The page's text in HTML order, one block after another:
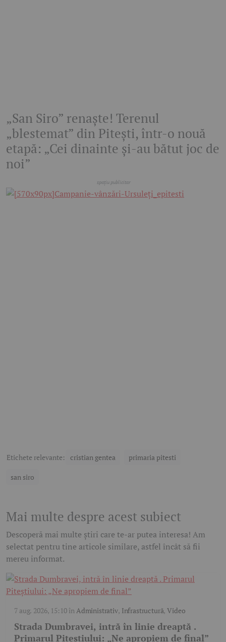
„San Siro” renaște! Terenul
„blestemat” din Pitești, într-o nouă
etapă: „Cei dinainte și-au bătut joc de
noi”
Etichete relevante: cristian gentea primaria pitesti
san siro
Mai multe despre acest subiect
Descoperă mai multe știri care te-ar putea interesa! Am
selectat pentru tine articole similare, astfel încât să fii
mereu informat.
7 aug. 2026, 15:10în Administrativ, Infrastructură,Video
Strada Dumbravei, intră în linie dreaptă .
Primarul Piteștiului: „Ne apropiem de final”